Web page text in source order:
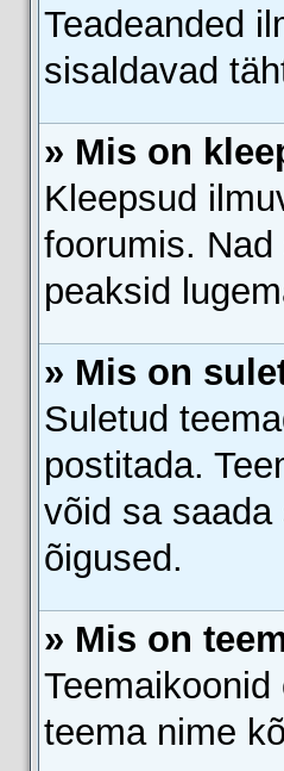
Teadeanded
sisaldavad
» Mis on
Kleepsud
foorumis.
peaksid
» Mis on
Suletud
postitada.
võid sa
õigused.
» Mis on
teema nime